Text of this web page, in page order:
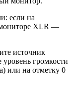
если на
XLR —
источник
громкости
или на отметку 0